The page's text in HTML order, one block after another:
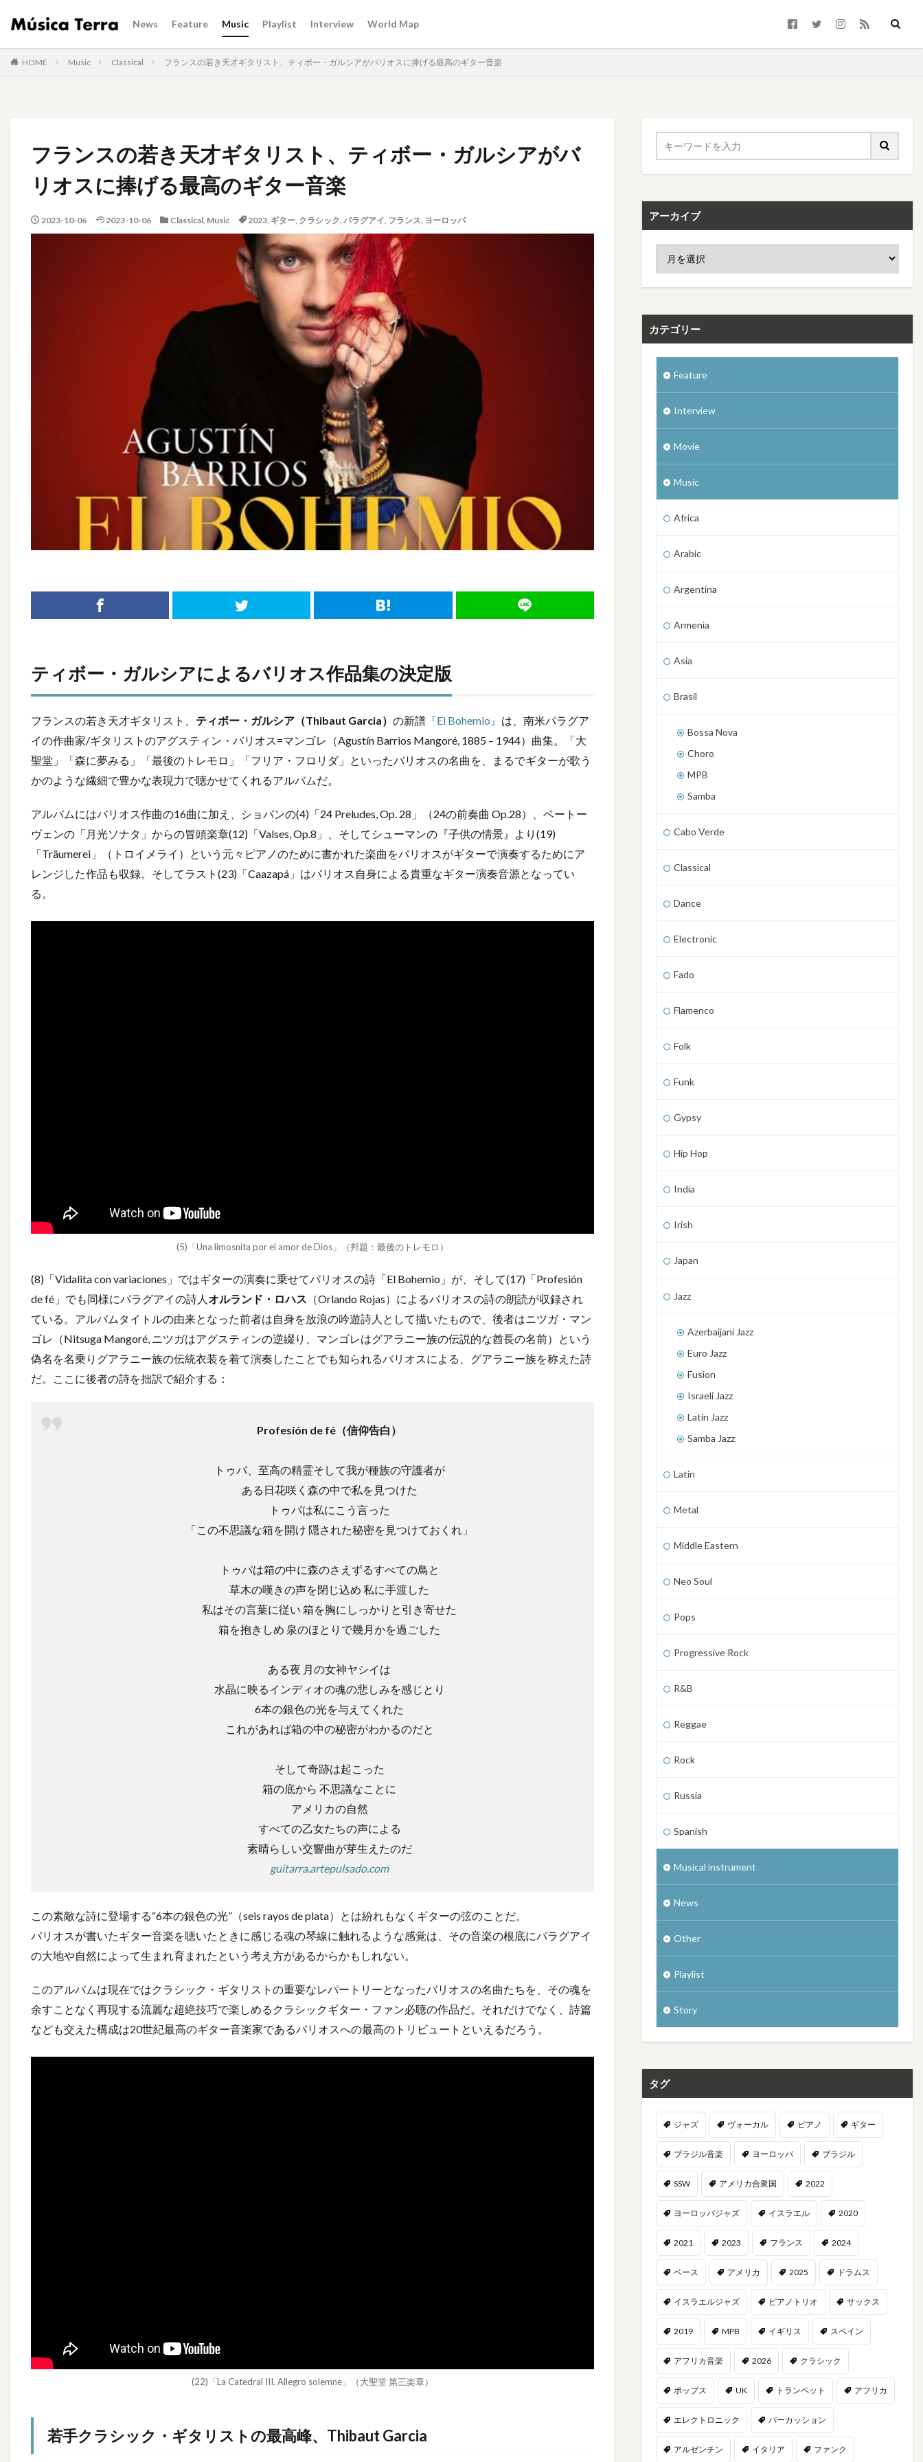
News Feature Music Playlist Interview World Map
HOME Music Classical フランスの若き天才ギタリスト、ティボー・ガルシアがバリオスに捧げる最高のギター音楽
フランスの若き天才ギタリスト、ティボー・ガルシアがバ
リオスに捧げる最高のギター音楽
2023-10-06 2023-10-06 Classical, Music 2023, ギター, クラシック, パラグアイ, フランス, ヨーロッパ
ティボー・ガルシアによるバリオス作品集の決定版
フランスの若き天才ギタリスト、 ティボー・ガルシア（Thibaut Garcia） の新譜 『El Bohemio』 は、南米パラグア
イの作曲家/ギタリストのアグスティン・バリオス=マンゴレ（Agustín Barrios Mangoré, 1885 – 1944）曲集。「大
聖堂」「森に夢みる」「最後のトレモロ」「フリア・フロリダ」といったバリオスの名曲を、まるでギターが歌う
かのような繊細で豊かな表現力で聴かせてくれるアルバムだ。
アルバムにはバリオス作曲の16曲に加え、ショパンの(4)「24 Preludes, Op. 28」（24の前奏曲 Op.28）、ベートー
ヴェンの「月光ソナタ」からの冒頭楽章(12)「Valses, Op.8」、そしてシューマンの『子供の情景』より(19)
「Träumerei」（トロイメライ）という元々ピアノのために書かれた楽曲をバリオスがギターで演奏するためにア
レンジした作品も収録。そしてラスト(23)「Caazapá」はバリオス自身による貴重なギター演奏音源となってい
る。
(5)「Una limosnita por el amor de Dios」（邦題：最後のトレモロ）
(8)「Vidalita con variaciones」ではギターの演奏に乗せてバリオスの詩「El Bohemio」が、そして(17)「Profesión
de fé」でも同様にパラグアイの詩人 オルランド・ロハス
（Orlando Rojas）によるバリオスの詩の朗読が収録され
ている。アルバムタイトルの由来となった前者は自身を放浪の吟遊詩人として描いたもので、後者はニツガ・マン
ゴレ（Nitsuga Mangoré, ニツガはアグスティンの逆綴り、マンゴレはグアラニー族の伝説的な酋長の名前）という
偽名を名乗りグアラニー族の伝統衣装を着て演奏したことでも知られるバリオスによる、グアラニー族を称えた詩
だ。ここに後者の詩を拙訳で紹介する：
Profesión de fé（信仰告白）
トゥパ、至高の精霊そして我が種族の守護者が
ある日花咲く森の中で私を見つけた
トゥパは私にこう言った
「この不思議な箱を開け 隠された秘密を見つけておくれ」
トゥパは箱の中に森のさえずるすべての鳥と
草木の嘆きの声を閉じ込め 私に手渡した
私はその言葉に従い 箱を胸にしっかりと引き寄せた
箱を抱きしめ 泉のほとりで幾月かを過ごした
ある夜 月の女神ヤシイは
水晶に映るインディオの魂の悲しみを感じとり
6本の銀色の光を与えてくれた
これがあれば箱の中の秘密がわかるのだと
そして奇跡は起こった
箱の底から 不思議なことに
アメリカの自然
すべての乙女たちの声による
素晴らしい交響曲が芽生えたのだ
guitarra.artepulsado.com
この素敵な詩に登場する“6本の銀色の光”（seis rayos de plata）とは紛れもなくギターの弦のことだ。
バリオスが書いたギター音楽を聴いたときに感じる魂の琴線に触れるような感覚は、その音楽の根底にパラグアイ
の大地や自然によって生まれ育まれたという考え方があるからかもしれない。
このアルバムは現在ではクラシック・ギタリストの重要なレパートリーとなったバリオスの名曲たちを、その魂を
余すことなく再現する流麗な超絶技巧で楽しめるクラシックギター・ファン必聴の作品だ。それだけでなく、詩篇
なども交えた構成は20世紀最高のギター音楽家であるバリオスへの最高のトリビュートといえるだろう。
(22)「La Catedral III. Allegro solemne」（大聖堂 第三楽章）
若手クラシック・ギタリストの最高峰、Thibaut Garcia
アーカイブ
カテゴリー
Feature
Interview
Movie
Music
Africa
Arabic
Argentina
Armenia
Asia
Brasil
Bossa Nova
Choro
MPB
Samba
Cabo Verde
Classical
Dance
Electronic
Fado
Flamenco
Folk
Funk
Gypsy
Hip Hop
India
Irish
Japan
Jazz
Azerbaijani Jazz
Euro Jazz
Fusion
Israeli Jazz
Latin Jazz
Samba Jazz
Latin
Metal
Middle Eastern
Neo Soul
Pops
Progressive Rock
R&B
Reggae
Rock
Russia
Spanish
Musical instrument
News
Other
Playlist
Story
タグ
ジャズ ヴォーカル ピアノ ギター
ブラジル音楽 ヨーロッパ ブラジル
SSW アメリカ合衆国 2022
ヨーロッパジャズ イスラエル 2020
2021 2023 フランス 2024
ベース アメリカ 2025 ドラムス
イスラエルジャズ ピアノトリオ サックス
2019 MPB イギリス スペイン
アフリカ音楽 2026 クラシック
ポップス UK トランペット アフリカ
エレクトロニック パーカッション
アルゼンチン イタリア ファンク